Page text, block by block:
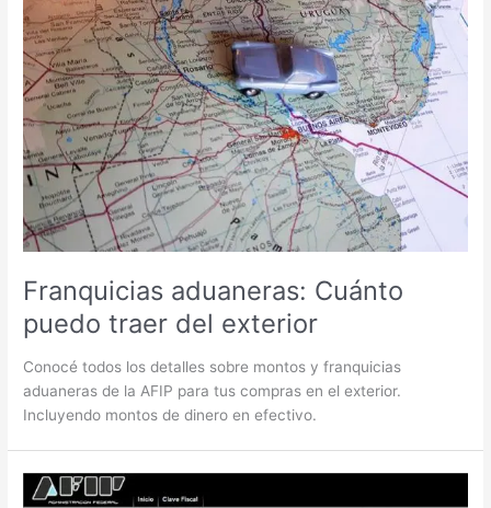
Franquicias aduaneras: Cuánto
puedo traer del exterior
Conocé todos los detalles sobre montos y franquicias
aduaneras de la AFIP para tus compras en el exterior.
Incluyendo montos de dinero en efectivo.